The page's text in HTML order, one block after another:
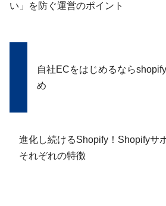
い」を防ぐ運営のポイント
自社ECをはじめるなら
め
進化し続けるShopify！Shopifyサ
それぞれの特徴